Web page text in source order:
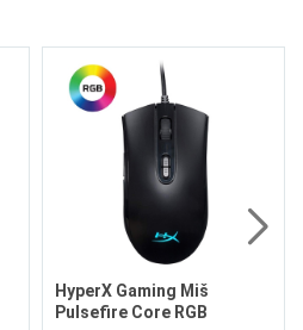
HyperX Gaming Miš
Pulsefire Core RGB